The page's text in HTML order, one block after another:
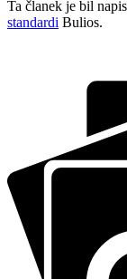
Ta članek je bil
standardi Bulios.